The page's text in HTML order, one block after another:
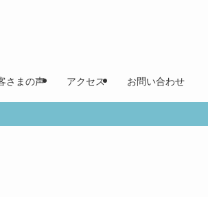
さまの声 アクセス お問い合わせ